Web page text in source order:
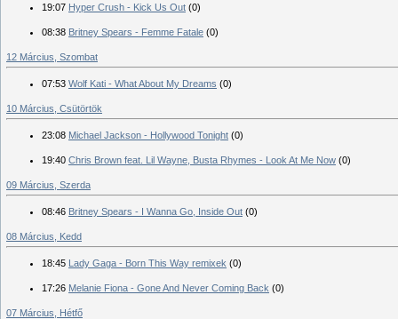
19:07 Hyper Crush - Kick Us Out (0)
08:38 Britney Spears - Femme Fatale (0)
12 Március, Szombat
07:53 Wolf Kati - What About My Dreams (0)
10 Március, Csütörtök
23:08 Michael Jackson - Hollywood Tonight (0)
19:40 Chris Brown feat. Lil Wayne, Busta Rhymes - Look At Me Now (0)
09 Március, Szerda
08:46 Britney Spears - I Wanna Go, Inside Out (0)
08 Március, Kedd
18:45 Lady Gaga - Born This Way remixek (0)
17:26 Melanie Fiona - Gone And Never Coming Back (0)
07 Március, Hétfő